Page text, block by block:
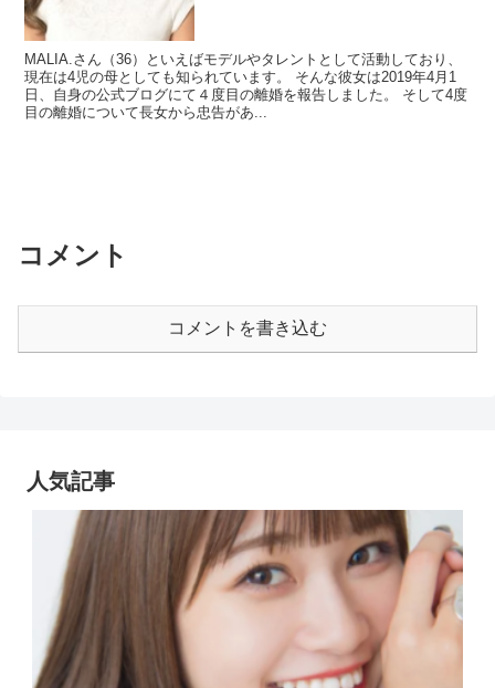
MALIA.さん（36）といえばモデルやタレントとして活動しており、
現在は4児の母としても知られています。 そんな彼女は2019年4月1
日、自身の公式ブログにて４度目の離婚を報告しました。 そして4度
目の離婚について長女から忠告があ...
コメント
コメントを書き込む
人気記事